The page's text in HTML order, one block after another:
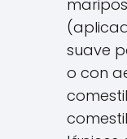
suave
o con